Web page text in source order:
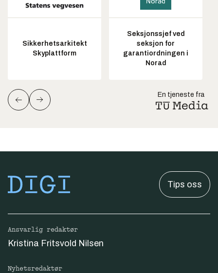
Sikkerhetsarkitekt
Skyplattform
Seksjonssjef ved
seksjon for
garantiordningen i
Norad
En tjeneste fra
Tips oss
Ansvarlig redaktør
Kristina Fritsvold Nilsen
Nyhetsredaktør